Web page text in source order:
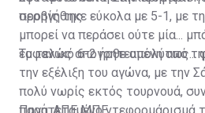
σερβίς της.
προηγήθηκε εύκολα με 5-1, με
μπορεί να περάσει ούτε μία...
εμφανώς απογοητευμένη από
Το τελικό 6-2 ήρθε απολύτως...
την εξέλιξη του αγώνα, με την
πολύ νωρίς εκτός τουρνουά,